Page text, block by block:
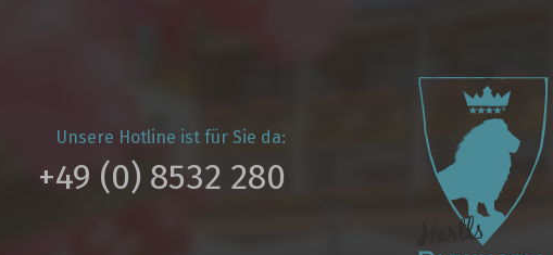
Unsere Hotline ist für Sie da:
+49 (0) 8532 280